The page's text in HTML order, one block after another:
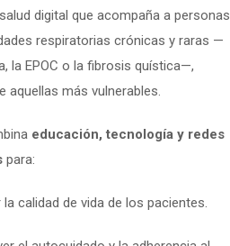
digital que acompaña a personas
respiratorias crónicas y raras —
la EPOC o la fibrosis quística—,
aquellas más vulnerables.
educación, tecnología y redes
para:
la calidad de vida de los pacientes.